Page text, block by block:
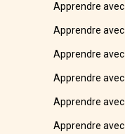
Apprendre
Apprendre
Apprendre
Apprendre
Apprendre
Apprendre